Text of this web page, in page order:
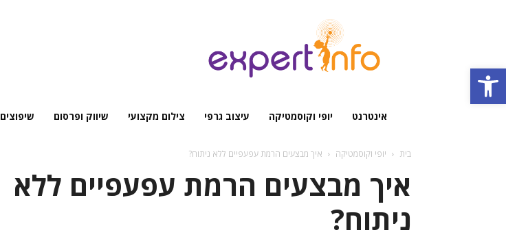
Open toolbar
אינטרנט יופי וקוסמטיקה עיצוב גרפי צילום מקצועי שיווק ופרסום שיפוצים
בית יופי וקוסמטיקה איך מבצעים הרמת עפעפיים ללא ניתוח?
איך מבצעים הרמת עפעפיים ללא
ניתוח?